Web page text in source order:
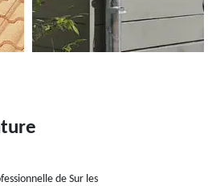
de Sur les